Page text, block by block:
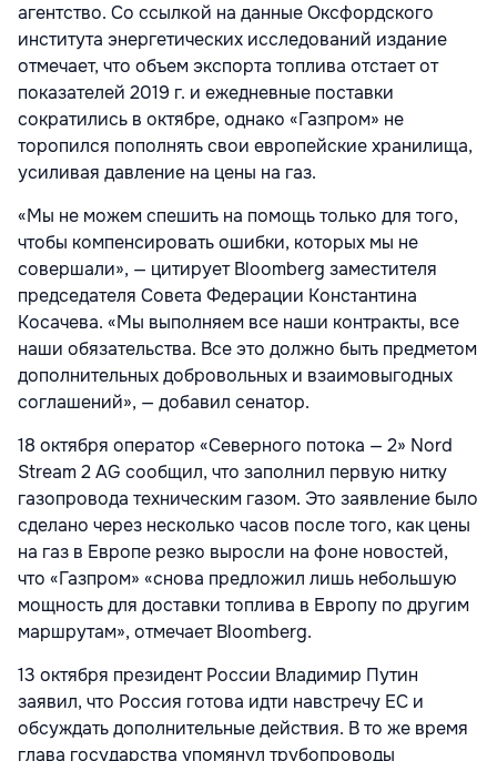
агентство. Со ссылкой на данные Оксфордского
института энергетических исследований издание
отмечает, что объем экспорта топлива отстает от
показателей 2019 г. и ежедневные поставки
сократились в октябре, однако «Газпром» не
торопился пополнять свои европейские хранилища,
усиливая давление на цены на газ.
«Мы не можем спешить на помощь только для того,
чтобы компенсировать ошибки, которых мы не
совершали», — цитирует Bloomberg заместителя
председателя Совета Федерации Константина
Косачева. «Мы выполняем все наши контракты, все
наши обязательства. Все это должно быть предметом
дополнительных добровольных и взаимовыгодных
соглашений», — добавил сенатор.
18 октября оператор «Северного потока — 2» Nord
Stream 2 AG сообщил, что заполнил первую нитку
газопровода техническим газом. Это заявление было
сделано через несколько часов после того, как цены
на газ в Европе резко выросли на фоне новостей,
что «Газпром» «снова предложил лишь небольшую
мощность для доставки топлива в Европу по другим
маршрутам», отмечает Bloomberg.
13 октября президент России Владимир Путин
заявил, что Россия готова идти навстречу ЕС и
обсуждать дополнительные действия. В то же время
глава государства упомянул трубопроводы